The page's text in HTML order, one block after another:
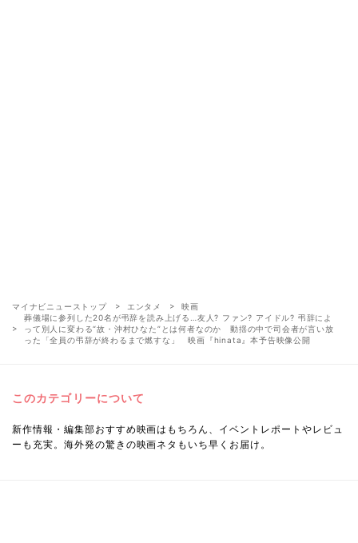
マイナビニューストップ エンタメ
映画
葬儀場に参列した20名が弔辞を読み上げる…友人? ファン? アイドル? 弔辞によ
って別人に変わる“故・沖村ひなた”とは何者なのか 動揺の中で司会者が言い放
った「全員の弔辞が終わるまで燃すな」 映画『hinata』本予告映像公開
このカテゴリーについて
新作情報・編集部おすすめ映画はもちろん、イベントレポートやレビュ
ーも充実。海外発の驚きの映画ネタもいち早くお届け。